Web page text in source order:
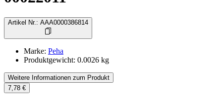
Artikel Nr. : AAA0000386814
Marke: Peha
Produktgewicht: 0.0026 kg
Weitere Informationen zum Produkt
7,78 €